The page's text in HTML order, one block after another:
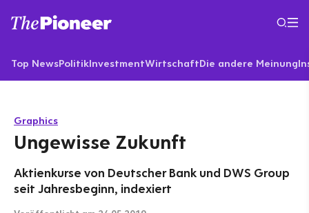
Top NewsPolitikInvestmentWirtschaftDie andere Meinung
Graphics
Ungewisse Zukunft
Aktienkurse von Deutscher Bank und DWS Group
seit Jahresbeginn, indexiert